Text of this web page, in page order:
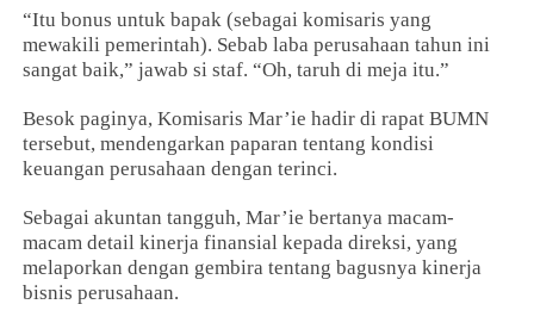
“Itu bonus untuk bapak (sebagai komisaris yang
mewakili pemerintah). Sebab laba perusahaan tahun ini
sangat baik,” jawab si staf. “Oh, taruh di meja itu.”
Besok paginya, Komisaris Mar’ie hadir di rapat BUMN
tersebut, mendengarkan paparan tentang kondisi
keuangan perusahaan dengan terinci.
Sebagai akuntan tangguh, Mar’ie bertanya macam-
macam detail kinerja finansial kepada direksi, yang
melaporkan dengan gembira tentang bagusnya kinerja
bisnis perusahaan.